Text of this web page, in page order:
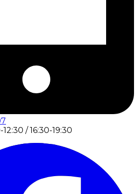
12:30 / 16:30-19:30